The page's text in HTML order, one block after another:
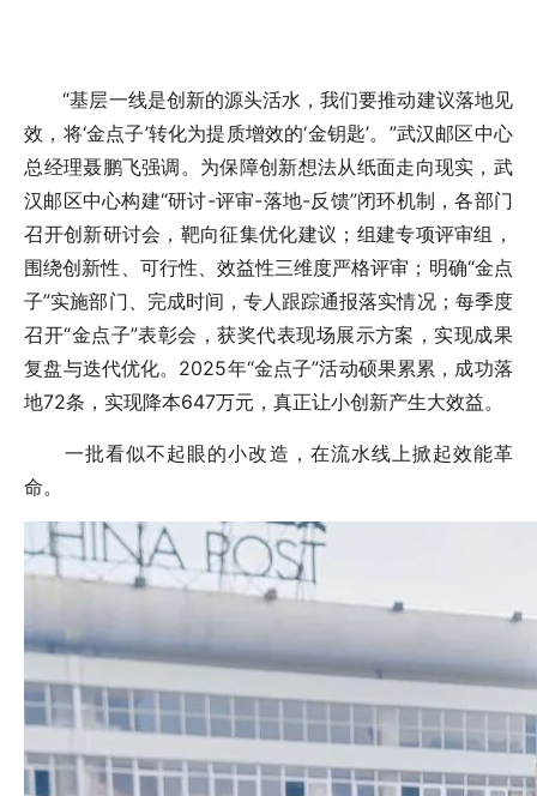
“基层一线是创新的源头活水，我们要推动建议落地见
效，将‘金点子’转化为提质增效的‘金钥匙’。”武汉邮区中心
总经理聂鹏飞强调。为保障创新想法从纸面走向现实，武
汉邮区中心构建“研讨-评审-落地-反馈”闭环机制，各部门
召开创新研讨会，靶向征集优化建议；组建专项评审组，
围绕创新性、可行性、效益性三维度严格评审；明确“金点
子”实施部门、完成时间，专人跟踪通报落实情况；每季度
召开“金点子”表彰会，获奖代表现场展示方案，实现成果
复盘与迭代优化。2025年“金点子”活动硕果累累，成功落
地72条，实现降本647万元，真正让小创新产生大效益。
一批看似不起眼的小改造，在流水线上掀起效能革
命。